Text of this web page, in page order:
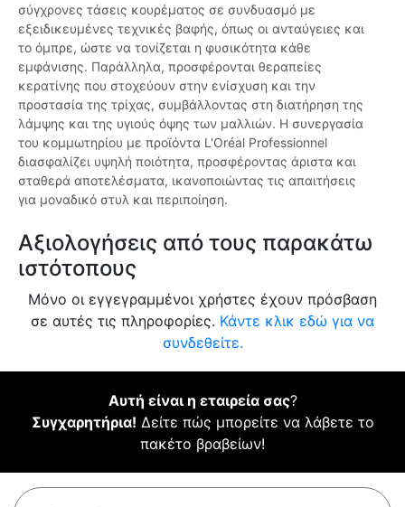
σύγχρονες τάσεις κουρέματος σε συνδυασμό με
εξειδικευμένες τεχνικές βαφής, όπως οι ανταύγειες και
το όμπρε, ώστε να τονίζεται η φυσικότητα κάθε
εμφάνισης. Παράλληλα, προσφέρονται θεραπείες
κερατίνης που στοχεύουν στην ενίσχυση και την
προστασία της τρίχας, συμβάλλοντας στη διατήρηση της
λάμψης και της υγιούς όψης των μαλλιών. Η συνεργασία
του κομμωτηρίου με προϊόντα L'Oréal Professionnel
διασφαλίζει υψηλή ποιότητα, προσφέροντας άριστα και
σταθερά αποτελέσματα, ικανοποιώντας τις απαιτήσεις
για μοναδικό στυλ και περιποίηση.
Αξιολογήσεις από τους παρακάτω
ιστότοπους
Μόνο οι εγγεγραμμένοι χρήστες έχουν πρόσβαση
σε αυτές τις πληροφορίες. Κάντε κλικ εδώ για να
συνδεθείτε.
Αυτή είναι η εταιρεία σας?
Συγχαρητήρια! Δείτε πώς μπορείτε να λάβετε το
πακέτο βραβείων!